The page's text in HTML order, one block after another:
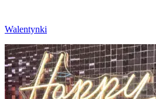
Walentynki